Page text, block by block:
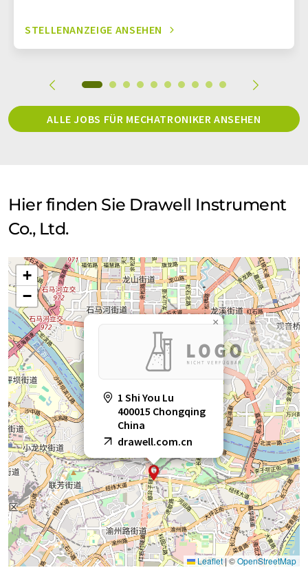
STELLENANZEIGE ANSEHEN
ALLE JOBS FÜR MECHATRONIKER ANSEHEN
Hier finden Sie Drawell Instrument
Co., Ltd.
1 Shi You Lu
400015 Chongqing
China
drawell.com.cn
×
+
−
Leaflet|©OpenStreetMap